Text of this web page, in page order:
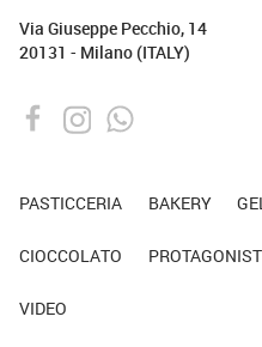
Via Giuseppe Pecchio, 14
20131 - Milano (ITALY)
PASTICCERIA BAKERY
CIOCCOLATO
VIDEO